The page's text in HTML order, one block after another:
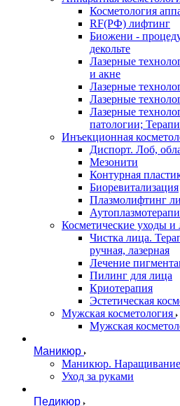
Косметология
RF(РФ) лифтинг
Биожени -
декольте
Лазерные
и акне
Лазерные
Лазерные
Лазерные
патологии;
Инъекционная
Диспорт. Лоб,
Мезонити
Контурная
Биоревитализация
Плазмолифтинг
Косметические уходы и
Чистка лица.
ручная, лазерная
Лечение
Пилинг для лица
Криотерапия
Эстетическая
Мужская косметология
Мужская
Маникюр
Маникюр. Наращивание
Уход за руками
Педикюр